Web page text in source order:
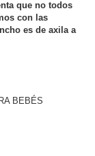
que no todos
con las
es de axila a
BEBÉS